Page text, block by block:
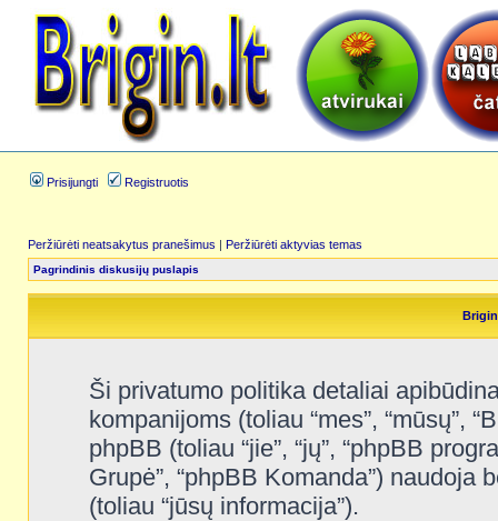
Prisijungti Registruotis
Peržiūrėti neatsakytus pranešimus | Peržiūrėti aktyvias temas
Pagrindinis diskusijų puslapis
Ši privatumo politika detaliai
kompanijoms (toliau “mes”, “mūsų”,
phpBB (toliau “jie”, “jų”, “phpBB
Grupė”, “phpBB Komanda”)
(toliau “jūsų informacija”).